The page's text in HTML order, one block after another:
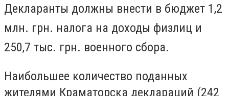
Декларанты должны внести в бюджет 1,2
млн. грн. налога на доходы физлиц и
250,7 тыс. грн. военного сбора.
Наибольшее количество поданных
жителями Краматорска деклараций (242